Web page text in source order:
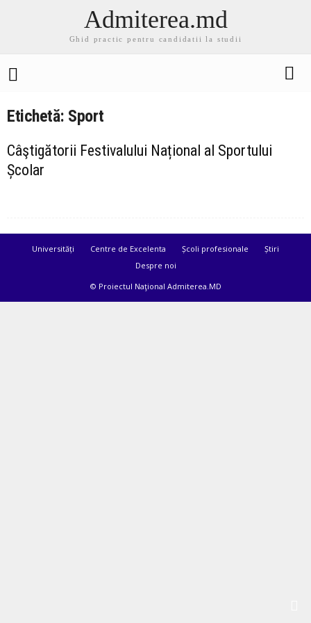
Admiterea.md
Ghid practic pentru candidatii la studii
Etichetă: Sport
Câştigătorii Festivalului Național al Sportului
Școlar
Universități Centre de Excelenta Școli profesionale
Știri
Despre noi
© Proiectul Naţional Admiterea.MD